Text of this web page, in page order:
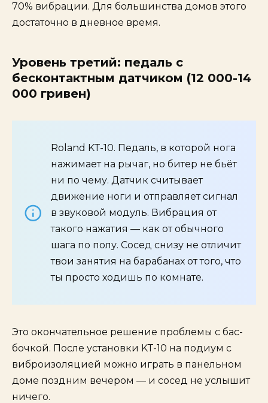
70% вибрации. Для большинства домов этого
достаточно в дневное время.
Уровень третий: педаль с
бесконтактным датчиком (12 000-14
000 гривен)
Roland KT-10. Педаль, в которой нога
нажимает на рычаг, но битер не бьёт
ни по чему. Датчик считывает
движение ноги и отправляет сигнал
в звуковой модуль. Вибрация от
такого нажатия — как от обычного
шага по полу. Сосед снизу не отличит
твои занятия на барабанах от того, что
ты просто ходишь по комнате.
Это окончательное решение проблемы с бас-
бочкой. После установки KT-10 на подиум с
виброизоляцией можно играть в панельном
доме поздним вечером — и сосед не услышит
ничего.